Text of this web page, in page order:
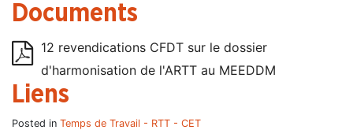
Documents
12 revendications CFDT sur le dossier
d'harmonisation de l'ARTT au MEEDDM
Liens
Posted in Temps de Travail - RTT - CET